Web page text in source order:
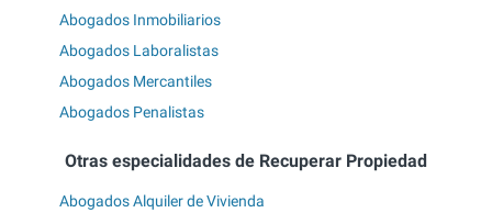
Abogados Inmobiliarios
Abogados Laboralistas
Abogados Mercantiles
Abogados Penalistas
Otras especialidades de Recuperar Propiedad
Abogados Alquiler de Vivienda